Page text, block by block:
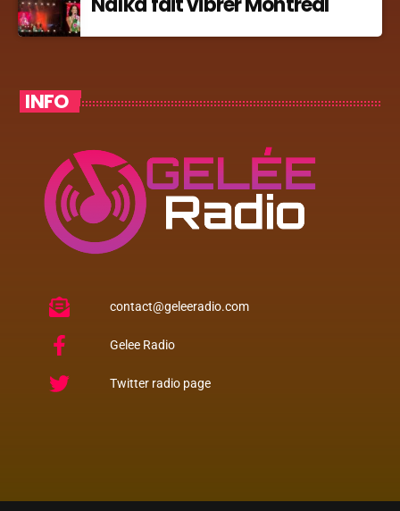
INFO
contact@geleeradio.com
Gelee Radio
Twitter radio page